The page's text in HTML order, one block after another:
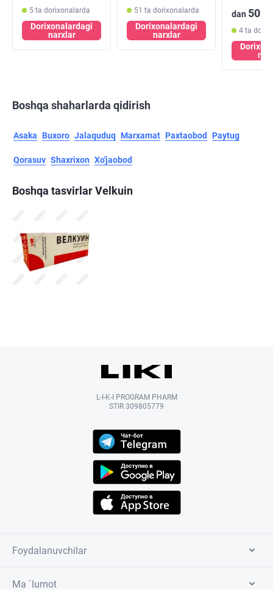
5 ta dorixonalarda
Dorixonalardagi
narxlar
51 ta dorixonalarda
Dorixonalardagi
narxlar
dan 50
4 ta
Boshqa shaharlarda qidirish
Asaka Buxoro Jalaquduq Marxamat Paxtaobod Paytug
Qorasuv Shaxrixon Xo'jaobod
Boshqa tasvirlar Velkuin
L-I-K-I PROGRAM PHARM
STIR 309805779
Foydalanuvchilar
Ma `lumot